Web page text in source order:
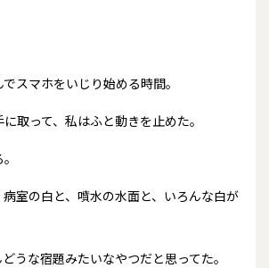
スマホをいじり始める時間。
取って、私はふと動きを止めた。
室の白と、噴水の水面と、いろんな白が
うな宿題みたいなやつだと思ってた。